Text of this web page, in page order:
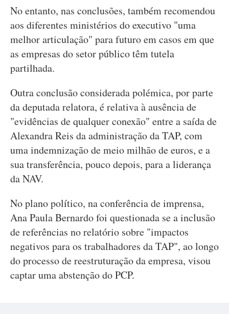
No entanto, nas conclusões, também recomendou
aos diferentes ministérios do executivo "uma
melhor articulação" para futuro em casos em que
as empresas do setor público têm tutela
partilhada.
Outra conclusão considerada polémica, por parte
da deputada relatora, é relativa à ausência de
"evidências de qualquer conexão" entre a saída de
Alexandra Reis da administração da TAP, com
uma indemnização de meio milhão de euros, e a
sua transferência, pouco depois, para a liderança
da NAV.
No plano político, na conferência de imprensa,
Ana Paula Bernardo foi questionada se a inclusão
de referências no relatório sobre "impactos
negativos para os trabalhadores da TAP", ao longo
do processo de reestruturação da empresa, visou
captar uma abstenção do PCP.